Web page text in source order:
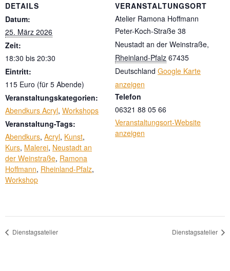
DETAILS
Datum:
25. März 2026
Zeit:
18:30 bis 20:30
Eintritt:
115 Euro (für 5 Abende)
Veranstaltungskategorien:
Abendkurs Acryl, Workshops
Veranstaltung-Tags:
Abendkurs, Acryl, Kunst,
Kurs, Malerei, Neustadt an
der Weinstraße, Ramona
Hoffmann, Rheinland-Pfalz,
Workshop
VERANSTALTUNGSORT
Atelier Ramona Hoffmann
Peter-Koch-Straße 38
Neustadt an der Weinstraße,
Rheinland-Pfalz 67435
Deutschland Google Karte
anzeigen
Telefon
06321 88 05 66
Veranstaltungsort-Website
anzeigen
Dienstagsatelier Dienstagsatelier